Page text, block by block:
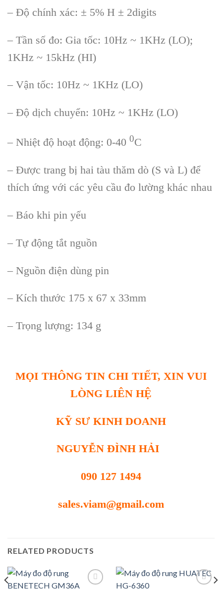
– Độ chính xác: ± 5% H ± 2digits
– Tần số đo: Gia tốc: 10Hz ~ 1KHz (LO);
1KHz ~ 15kHz (HI)
– Vận tốc: 10Hz ~ 1KHz (LO)
– Độ dịch chuyển: 10Hz ~ 1KHz (LO)
– Nhiệt độ hoạt động: 0-40 0C
– Được trang bị hai tàu thăm dò (S và L) để
thích ứng với các yêu cầu đo lường khác nhau
– Báo khi pin yếu
– Tự động tắt nguồn
– Nguồn điện dùng pin
– Kích thước 175 x 67 x 33mm
– Trọng lượng: 134 g
MỌI THÔNG TIN CHI TIẾT, XIN VUI
LÒNG LIÊN HỆ
KỸ SƯ KINH DOANH
NGUYỄN ĐÌNH HẢI
090 127 1494
sales.viam@gmail.com
RELATED PRODUCTS